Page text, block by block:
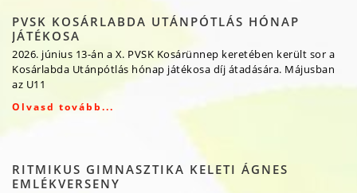
PVSK KOSÁRLABDA UTÁNPÓTLÁS HÓNAP
JÁTÉKOSA
2026. június 13-án a X. PVSK Kosárünnep keretében került sor a
Kosárlabda Utánpótlás hónap játékosa díj átadására. Májusban
az U11
Olvasd tovább...
RITMIKUS GIMNASZTIKA KELETI ÁGNES
EMLÉKVERSENY